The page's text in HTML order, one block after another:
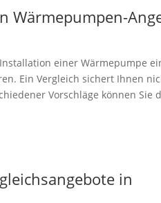
Wärmepumpen-
einer Wärmepumpe
Ein Vergleich sichert Ihnen
Vorschläge können Sie
in